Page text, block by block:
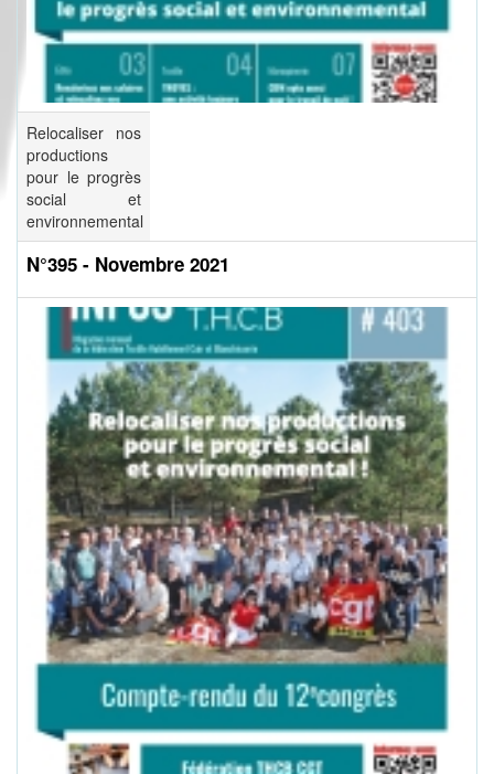
Relocaliser nos
productions
pour le progrès
social et
environnemental
N°395 - Novembre 2021